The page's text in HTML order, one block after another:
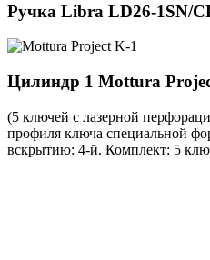
Ручка Libra LD26-1SN/
Цилиндр 1 Mottura
(5 ключей с лазерной
профиля ключа специальной
вскрытию: 4-й. Комплект: 5